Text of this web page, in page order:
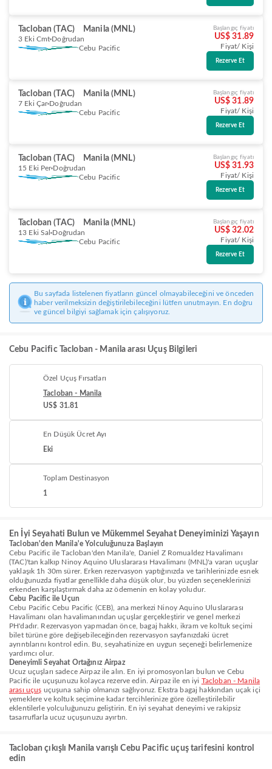
Tacloban (TAC) Manila (MNL)
3 Eki Cmt Doğrudan
Cebu Pacific
Başlangıç fiyatı
US$ 31.89
Fiyat/ Kişi
Rezerve Et
Tacloban (TAC) Manila (MNL)
7 Eki Çar Doğrudan
Cebu Pacific
Başlangıç fiyatı
US$ 31.89
Fiyat/ Kişi
Rezerve Et
Tacloban (TAC) Manila (MNL)
15 Eki Per Doğrudan
Cebu Pacific
Başlangıç fiyatı
US$ 31.93
Fiyat/ Kişi
Rezerve Et
Tacloban (TAC) Manila (MNL)
13 Eki Sal Doğrudan
Cebu Pacific
Başlangıç fiyatı
US$ 32.02
Fiyat/ Kişi
Rezerve Et
Bu sayfada listelenen fiyatların güncel olmayabileceğini ve önceden
haber verilmeksizin değiştirilebileceğini lütfen unutmayın. En doğru
ve güncel bilgiyi sağlamak için çalışıyoruz.
Cebu Pacific Tacloban - Manila arası Uçuş Bilgileri
Özel Uçuş Fırsatları
Tacloban - Manila
US$ 31.81
En Düşük Ücret Ayı
Eki
Toplam Destinasyon
1
En İyi Seyahati Bulun ve Mükemmel Seyahat Deneyiminizi Yaşayın
Tacloban'den Manila'e Yolculuğunuza Başlayın
Cebu Pacific ile Tacloban'den Manila'e, Daniel Z Romualdez Havalimanı
(TAC)'tan kalkıp Ninoy Aquino Uluslararası Havalimanı (MNL)'a varan uçuşlar
yaklaşık 1h 30m sürer. Erken rezervasyon yaptığınızda ve tarihlerinizde esnek
olduğunuzda fiyatlar genellikle daha düşük olur, bu yüzden seçeneklerinizi
erkenden karşılaştırmak daha az ödemenin en kolay yoludur.
Cebu Pacific ile Uçun
Cebu Pacific Cebu Pacific (CEB), ana merkezi Ninoy Aquino Uluslararası
Havalimanı olan havalimanından uçuşlar gerçekleştirir ve genel merkezi
PH'dadır. Rezervasyon yapmadan önce, bagaj hakkı, ikram ve koltuk seçimi
bilet türüne göre değişebileceğinden rezervasyon sayfanızdaki ücret
ayrıntılarını kontrol edin. Bu, seyahatinize en uygun seçeneği belirlemenize
yardımcı olur.
Deneyimli Seyahat Ortağınız Airpaz
Ucuz uçuşları sadece Airpaz ile alın. En iyi promosyonları bulun ve Cebu
Pacific ile uçuşunuzu kolayca rezerve edin. Airpaz ile en iyi Tacloban - Manila
arası uçuş uçuşuna sahip olmanızı sağlıyoruz. Ekstra bagaj hakkından uçak içi
yemeklere ve koltuk seçimine kadar tercihlerinize göre özelleştirilebilir
eklentilerle yolculuğunuzu geliştirin. En iyi seyahat deneyimi ve rakipsiz
tasarruflarla ucuz uçuşunuzu ayırtın.
Tacloban çıkışlı Manila varışlı Cebu Pacific uçuş tarifesini kontrol
edin